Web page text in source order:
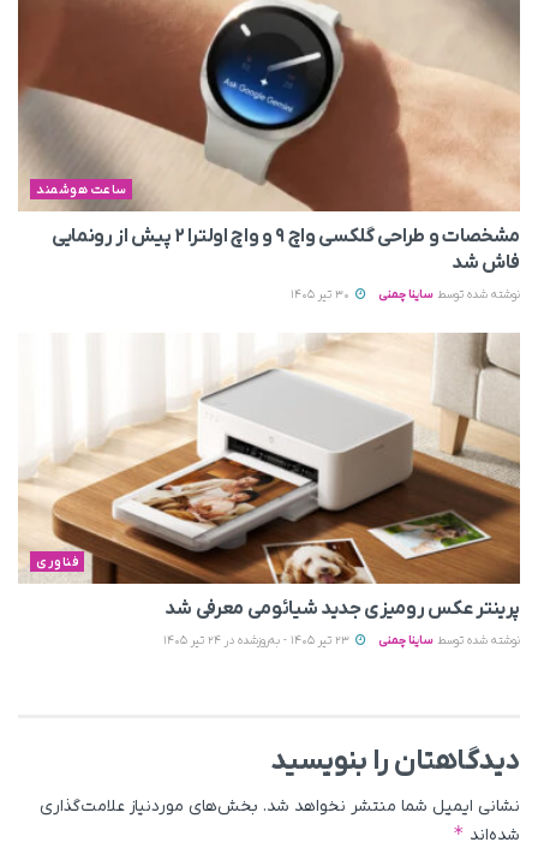
ساعت هوشمند
مشخصات و طراحی گلکسی واچ ۹ و واچ اولترا ۲ پیش از رونمایی
فاش شد
نوشته شده توسط ساینا چمنی
فناوری
پرینتر عکس رومیزی جدید شیائومی معرفی شد
نوشته شده توسط ساینا چمنی
دیدگاهتان را بنویسید
نشانی ایمیل شما منتشر نخواهد شد. بخش‌های موردنیاز علامت‌گذاری
شده‌اند *